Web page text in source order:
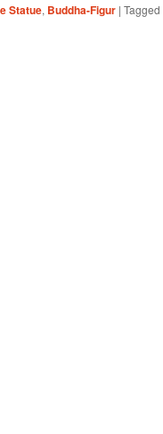
Statue, Buddha-Figur | Tagged